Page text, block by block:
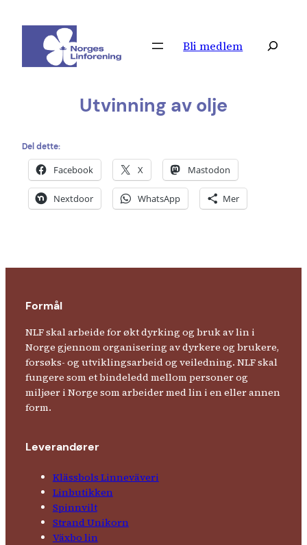
innhold
Bli medlem Søk
Utvinning av olje
Del dette:
Facebook X Mastodon
Nextdoor WhatsApp Mer
Formål
NLF skal arbeide for økt dyrking og bruk av lin i
Norge gjennom organisering av dyrkere og brukere,
forsøks- og utviklingsarbeid og veiledning. NLF skal
fungere som et bindeledd mellom personer og
miljøer i Norge som arbeider med lin i en eller annen
form.
Leverandører
Klässbols Linne­väveri
Linbutikken
Spinnvilt
Strand Unikorn
Växbo lin